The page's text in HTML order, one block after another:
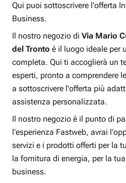
Qui puoi sottoscrivere l'offerta
Business.
Il nostro negozio di Via Mario
del Tronto è il luogo ideale per
completa. Qui ti accoglierà un
esperti, pronto a comprendere
a sottoscrivere l'offerta più
assistenza personalizzata.
Il nostro negozio è il punto di
l’esperienza Fastweb, avrai
servizi e i prodotti offerti per la
la fornitura di energia, per la
business.